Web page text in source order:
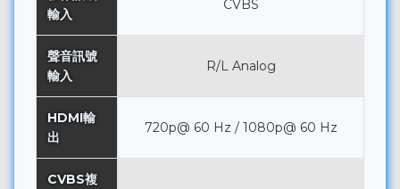
輸入
CVBS
聲音訊號
輸入
R/L Analog
HDMI輸
出
720p@ 60 Hz / 1080p@ 60 Hz
CVBS複